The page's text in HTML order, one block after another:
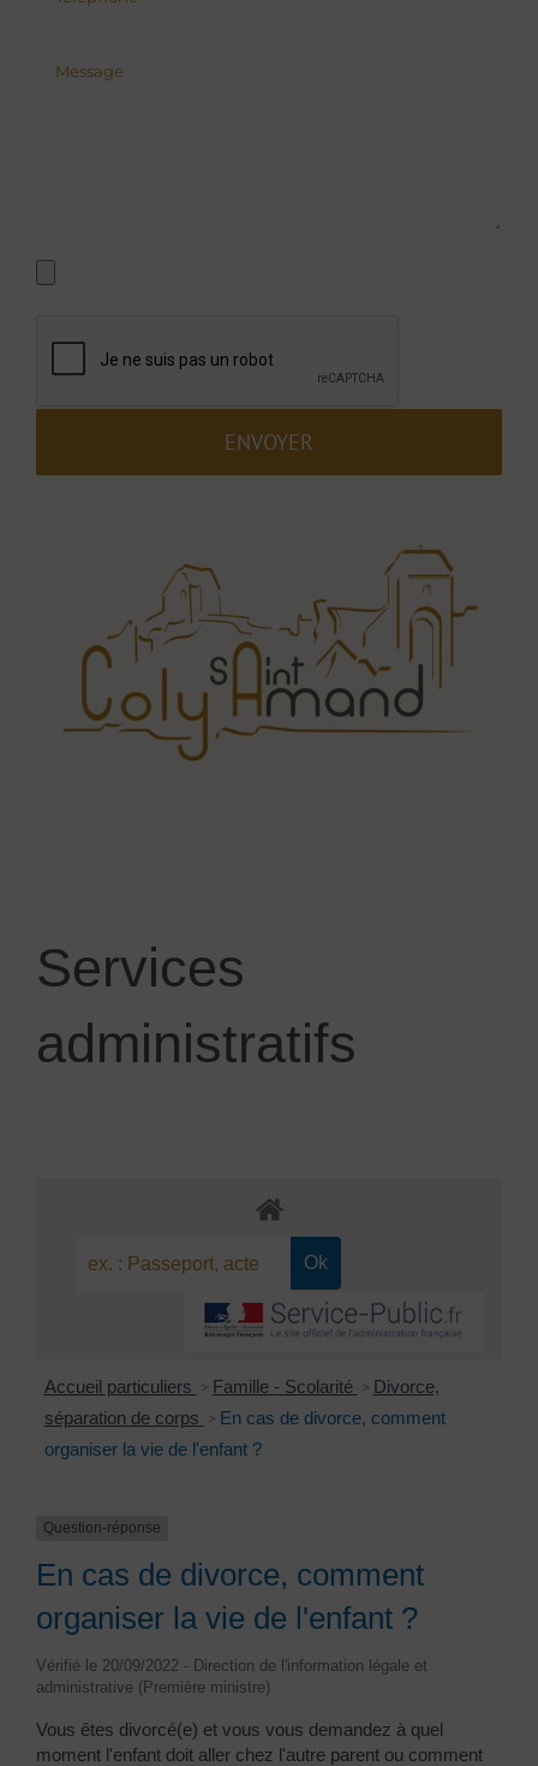
Services
administratifs
Accueil particuliers > Famille - Scolarité > Divorce,
séparation de corps > En cas de divorce, comment
organiser la vie de l'enfant ?
Question-réponse
En cas de divorce, comment
organiser la vie de l'enfant ?
Vérifié le 20/09/2022 - Direction de l'information légale et
administrative (Première ministre)
Vous êtes divorcé(e) et vous vous demandez à quel
moment l'enfant doit aller chez l'autre parent ou comment